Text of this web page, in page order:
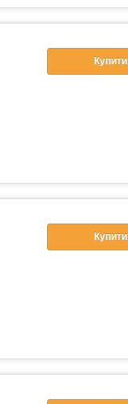
Купити
Купити